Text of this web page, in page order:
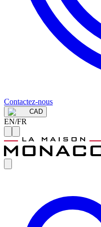
Contactez-nous
CAD
EN/FR